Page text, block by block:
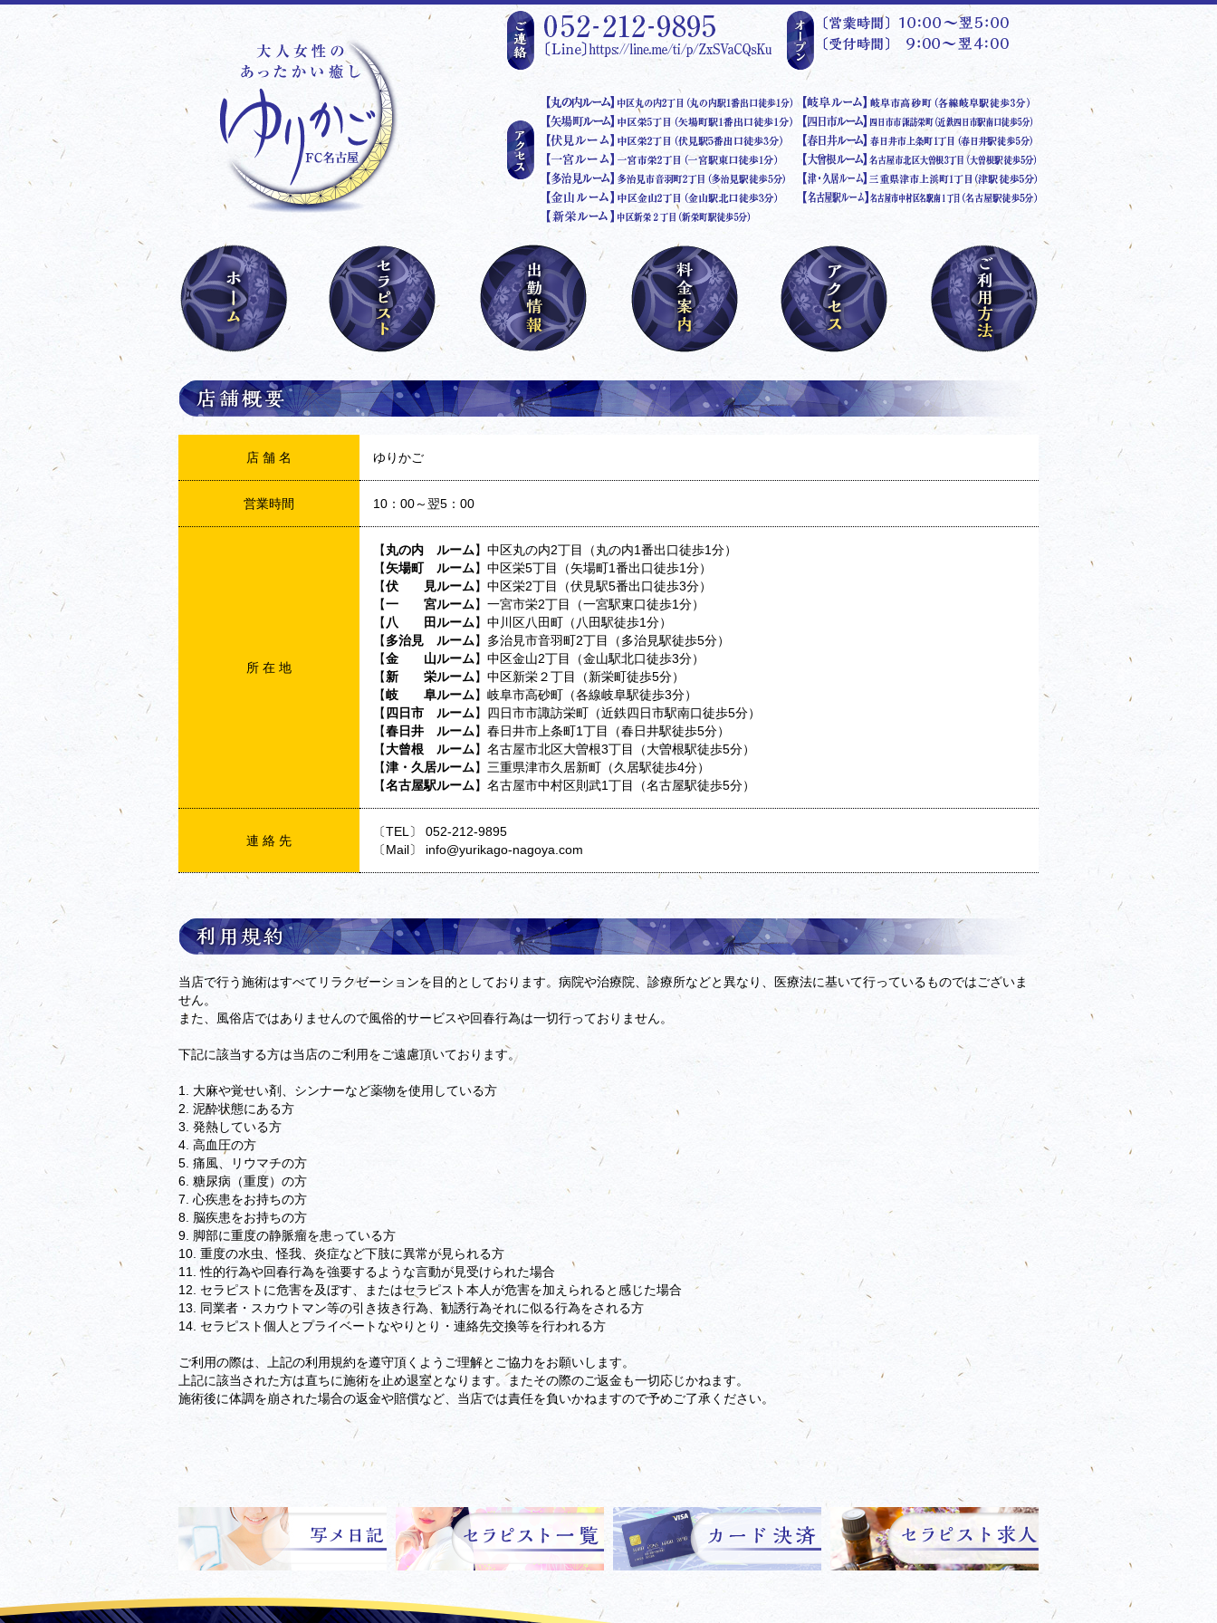
店 舗 名 ゆりかご
営業時間 10：00～翌5：00
所 在 地
【丸の内 ルーム】中区丸の内2丁目（丸の内1番出口徒歩1分）
【矢場町 ルーム】中区栄5丁目（矢場町1番出口徒歩1分）
【伏 見ルーム】中区栄2丁目（伏見駅5番出口徒歩3分）
【一 宮ルーム】一宮市栄2丁目（一宮駅東口徒歩1分）
【 八 田ルーム】中川区八田町（八田駅徒歩1分）
【多治見 ルーム】多治見市音羽町2丁目（多治見駅徒歩5分）
【金 山ルーム】中区金山2丁目（金山駅北口徒歩3分）
【新 栄ルーム】中区新栄２丁目（新栄町徒歩5分）
【岐 阜ルーム】岐阜市高砂町（各線岐阜駅徒歩3分）
【 四日市 ルーム】四日市市諏訪栄町（近鉄四日市駅南口徒歩5分）
【春日井 ルーム】春日井市上条町1丁目（春日井駅徒歩5分）
【大曾根 ルーム】名古屋市北区大曽根3丁目（大曽根駅徒歩5分）
【津・久居ルーム】三重県津市久居新町（久居駅徒歩4分）
【名古屋駅ルーム】名古屋市中村区則武1丁目（名古屋駅徒歩5分）
連 絡 先
〔TEL〕 052-212-9895
〔Mail〕 info@yurikago-nagoya.com
当店で行う施術はすべてリラクゼーションを目的としております。病院や治療院、診療所などと異なり、医療法に基いて行っているものではございま
せん。
また、風俗店ではありませんので風俗的サービスや回春行為は一切行っておりません。
下記に該当する方は当店のご利用をご遠慮頂いております。
1. 大麻や覚せい剤、シンナーなど薬物を使用している方
2. 泥酔状態にある方
3. 発熱している方
4. 高血圧の方
5. 痛風、リウマチの方
6. 糖尿病（重度）の方
7. 心疾患をお持ちの方
8. 脳疾患をお持ちの方
9. 脚部に重度の静脈瘤を患っている方
10. 重度の水虫、怪我、炎症など下肢に異常が見られる方
11. 性的行為や回春行為を強要するような言動が見受けられた場合
12. セラピストに危害を及ぼす、またはセラピスト本人が危害を加えられると感じた場合
13. 同業者・スカウトマン等の引き抜き行為、勧誘行為それに似る行為をされる方
14. セラピスト個人とプライベートなやりとり・連絡先交換等を行われる方
ご利用の際は、上記の利用規約を遵守頂くようご理解とご協力をお願いします。
上記に該当された方は直ちに施術を止め退室となります。またその際のご返金も一切応じかねます。
施術後に体調を崩された場合の返金や賠償など、当店では責任を負いかねますので予めご了承ください。